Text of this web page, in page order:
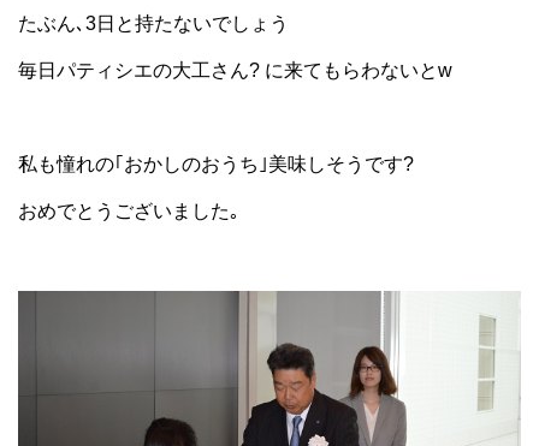
たぶん､3日と持たないでしょう
毎日パティシエの大工さん? に来てもらわないとw
私も憧れの｢おかしのおうち｣美味しそうです?
おめでとうございました｡